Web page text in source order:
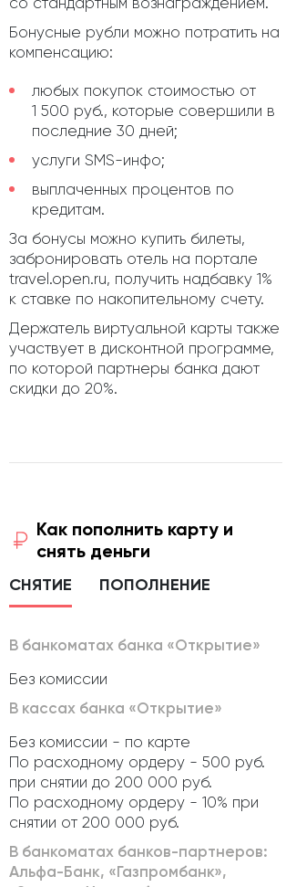
Бонусные рубли можно потратить на
компенсацию:
любых покупок стоимостью от
1 500 руб., которые совершили в
последние 30 дней;
услуги SMS-инфо;
выплаченных процентов по
кредитам.
За бонусы можно купить билеты,
забронировать отель на портале
travel.open.ru, получить надбавку 1%
к ставке по накопительному счету.
Держатель виртуальной карты также
участвует в дисконтной программе,
по которой партнеры банка дают
скидки до 20%.
Как пополнить карту и
снять деньги
СНЯТИЕ ПОПОЛНЕНИЕ
В банкоматах банка «Открытие»
Без комиссии
В кассах банка «Открытие»
Без комиссии - по карте
По расходному ордеру - 500 руб.
при снятии до 200 000 руб.
По расходному ордеру - 10% при
снятии от 200 000 руб.
В банкоматах банков-партнеров:
Альфа-Банк, «Газпромбанк»,